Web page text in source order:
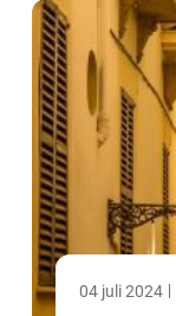
04 juli 2024